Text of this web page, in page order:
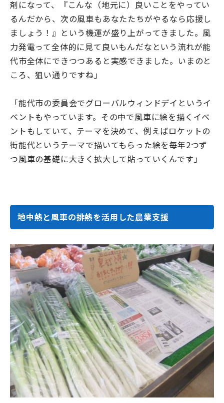
剤になって、『こんな（地元に）良いことをやってい
るんだから、次の風車もあなたたちがやるなら応援し
ましょう！』という機運が盛り上がってきました。風
力発電って全体的に見て良いもんだなという流れが能
代市全体にできつつあると実感できました。いまのと
ころ、狙い通りですね」
「能代市の委員会でグローバルウィンドデイというイ
ベントもやっています。その中で風車に絵を描くイベ
ントもしていて、テーマを決めて、例えばロケットの
街能代というテーマで描いてもらった絵を毎年2つず
つ風車の基礎に大きく拡大して貼っていくんです」
地中熱と風車の排熱を活用した農業支援